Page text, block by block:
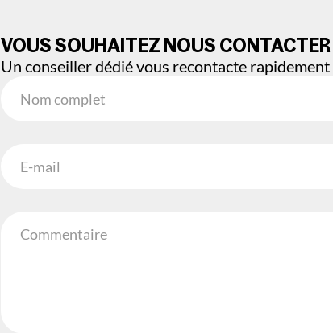
VOUS SOUHAITEZ NOUS CONTACTER
Un conseiller dédié vous recontacte